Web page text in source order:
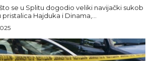
se u Splitu dogodio veliki navijački sukob
Hajduka i Dinama,...